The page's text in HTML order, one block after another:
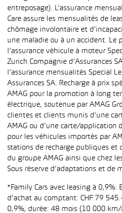
entreposage). L’assurance
Care assure les mensualités de
chômage involontaire et
une maladie ou à un accident. Le
l’assurance véhicule à moteur
Zurich Compagnie d’Assurances
l’assurance mensualités Special
Assurances SA. Recharge à prix
AMAG pour la promotion à long
électrique, soutenue par AMAG
clientes et clients munis d’une
AMAG ou d’une carte/application
pour les véhicules importés par
stations de recharge publiques et
du groupe AMAG ainsi que chez
Sous réserve d’adaptations et de
*Family Cars avec leasing à 0,9%:
d’achat au comptant: CHF 79
0,9%, durée: 48 mois (10 000